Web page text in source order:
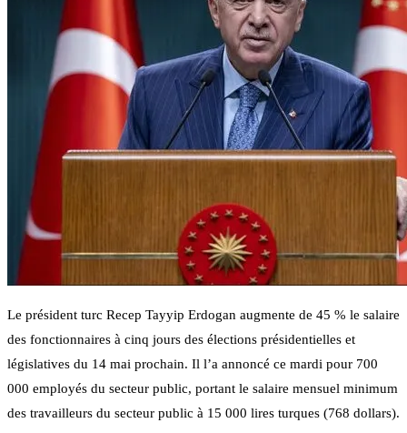
Le président turc Recep Tayyip Erdogan augmente de 45 % le salaire
des fonctionnaires à cinq jours des élections présidentielles et
législatives du 14 mai prochain. Il l’a annoncé ce mardi pour 700
000 employés du secteur public, portant le salaire mensuel minimum
des travailleurs du secteur public à 15 000 lires turques (768 dollars).